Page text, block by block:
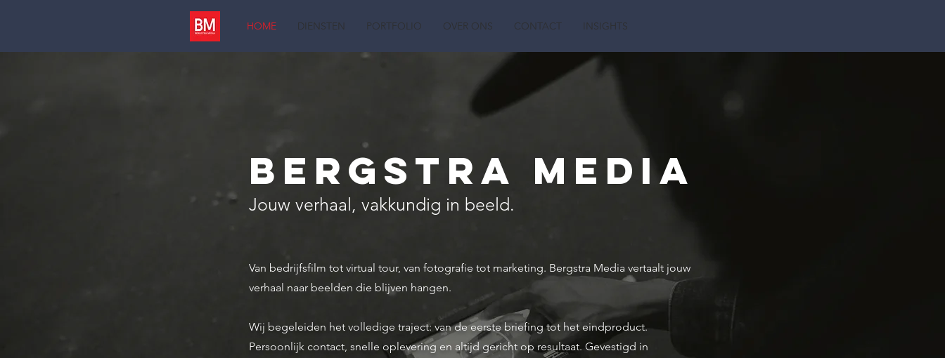
HOME DIENSTEN PORTFOLIO OVER ONS CONTACT INSIGHTS
Bergstra Media
Jouw verhaal, vakkundig in beeld.
Van bedrijfsfilm tot virtual tour, van fotografie tot marketing. Bergstra Media vertaalt jouw
verhaal naar beelden die blijven hangen.
Wij begeleiden het volledige traject: van de eerste briefing tot het eindproduct.
Persoonlijk contact, snelle oplevering en altijd gericht op resultaat. Gevestigd in